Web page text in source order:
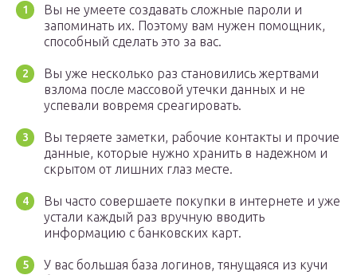
Вы не умеете создавать сложные пароли и
запоминать их. Поэтому вам нужен помощник,
способный сделать это за вас.
Вы уже несколько раз становились жертвами
взлома после массовой утечки данных и не
успевали вовремя среагировать.
Вы теряете заметки, рабочие контакты и прочие
данные, которые нужно хранить в надежном и
скрытом от лишних глаз месте.
Вы часто совершаете покупки в интернете и уже
устали каждый раз вручную вводить
информацию с банковских карт.
У вас большая база логинов, тянущаяся из кучи